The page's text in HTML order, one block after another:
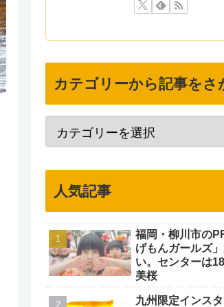
カテゴリーから記事をさ
人気記事
福岡・柳川市の
げもんガールズ
い。センターは
美桜
九州限定インス